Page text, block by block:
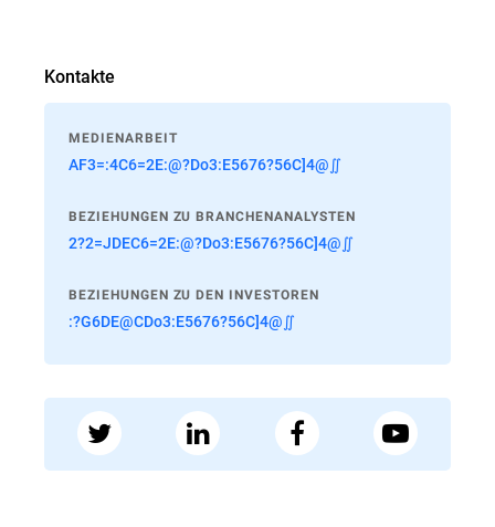
Kontakte
MEDIENARBEIT
AF3=:4C6=2E:@?Do3:E5676?56C]4@∬
BEZIEHUNGEN ZU BRANCHENANALYSTEN
2?2=JDEC6=2E:@?Do3:E5676?56C]4@∬
BEZIEHUNGEN ZU DEN INVESTOREN
:?G6DE@CDo3:E5676?56C]4@∬